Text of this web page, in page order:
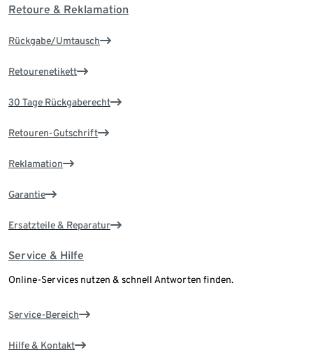
Retoure & Reklamation
Rückgabe/Umtausch
Retourenetikett
30 Tage Rückgaberecht
Retouren-Gutschrift
Reklamation
Garantie
Ersatzteile & Reparatur
Service & Hilfe
Online-Services nutzen & schnell Antworten finden.
Service-Bereich
Hilfe & Kontakt